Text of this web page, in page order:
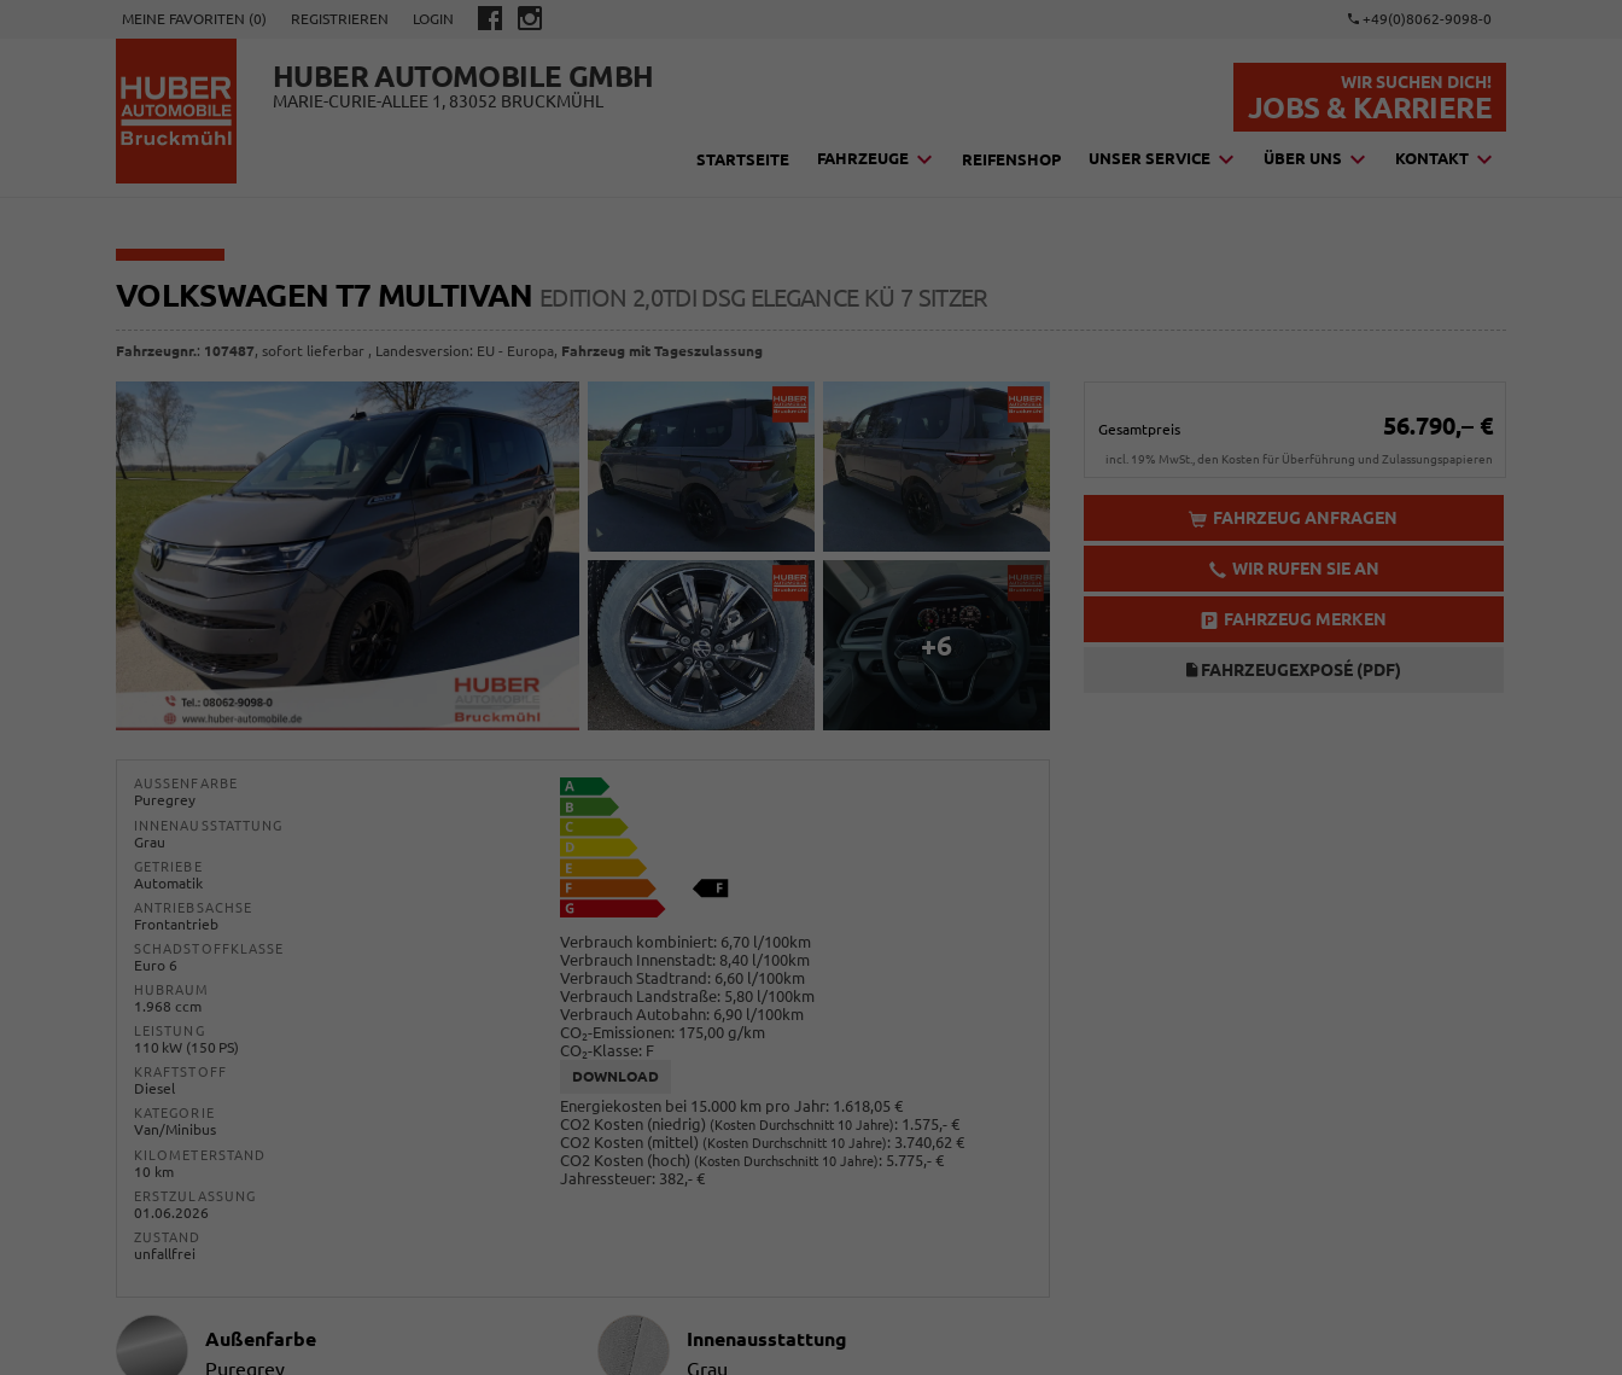
MEINE FAVORITEN (0) REGISTRIEREN LOGIN +49(0)8062-9098-0
HUBER AUTOMOBILE GMBH
MARIE-CURIE-ALLEE 1, 83052 BRUCKMÜHL
WIR SUCHEN DICH!
JOBS & KARRIERE
STARTSEITE FAHRZEUGE REIFENSHOP UNSER SERVICE ÜBER UNS KONTAKT
VOLKSWAGEN T7 MULTIVAN EDITION 2,0TDI DSG ELEGANCE KÜ 7 SITZER
Fahrzeugnr.: 107487, sofort lieferbar , Landesversion: EU - Europa, Fahrzeug mit Tageszulassung
Gesamtpreis 56.790,– €
incl. 19% MwSt., den Kosten für Überführung und Zulassungspapieren
FAHRZEUG ANFRAGEN
WIR RUFEN SIE AN
FAHRZEUG MERKEN
FAHRZEUGEXPOSÉ (PDF)
+6
AUSSENFARBE
Puregrey
INNENAUSSTATTUNG
Grau
GETRIEBE
Automatik
ANTRIEBSACHSE
Frontantrieb
SCHADSTOFFKLASSE
Euro 6
HUBRAUM
1.968 ccm
LEISTUNG
110 kW (150 PS)
KRAFTSTOFF
Diesel
KATEGORIE
Van/Minibus
KILOMETERSTAND
10 km
ERSTZULASSUNG
01.06.2026
ZUSTAND
unfallfrei
Verbrauch kombiniert: 6,70 l/100km
Verbrauch Innenstadt: 8,40 l/100km
Verbrauch Stadtrand: 6,60 l/100km
Verbrauch Landstraße: 5,80 l/100km
Verbrauch Autobahn: 6,90 l/100km
CO2-Emissionen: 175,00 g/km
CO2-Klasse: F
DOWNLOAD
Energiekosten bei 15.000 km pro Jahr: 1.618,05 €
CO2 Kosten (niedrig) (Kosten Durchschnitt 10 Jahre): 1.575,- €
CO2 Kosten (mittel) (Kosten Durchschnitt 10 Jahre): 3.740,62 €
CO2 Kosten (hoch) (Kosten Durchschnitt 10 Jahre): 5.775,- €
Jahressteuer: 382,- €
Außenfarbe
Puregrey
Innenausstattung
Innenausstattung
Grau